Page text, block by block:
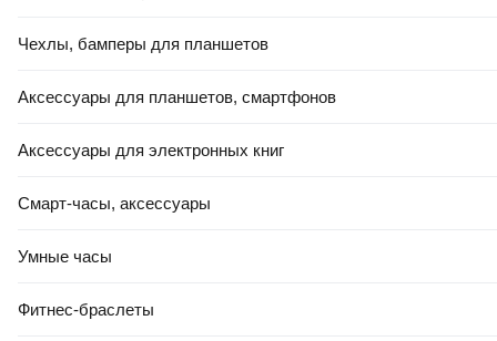
Чехлы, бамперы для планшетов
Аксессуары для планшетов, смартфонов
Аксессуары для электронных книг
Смарт-часы, аксессуары
Умные часы
Фитнес-браслеты